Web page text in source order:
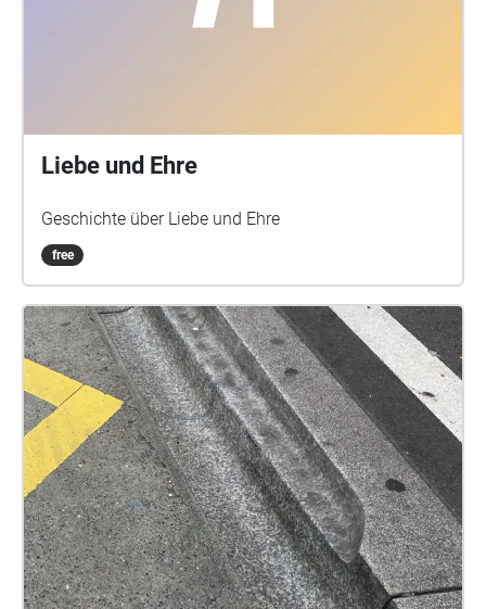
Liebe und Ehre
Geschichte über Liebe und Ehre
free